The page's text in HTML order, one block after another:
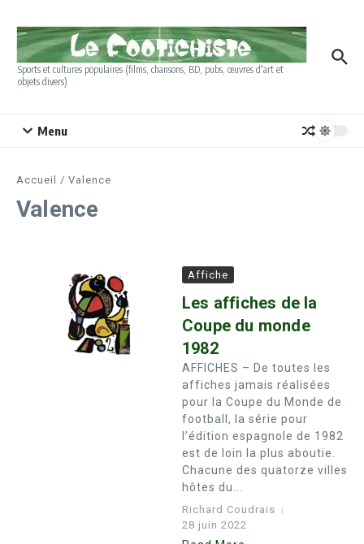
Sports et cultures populaires (films, chansons, BD, pubs, œuvres d'art et
objets divers)
Menu
Accueil / Valence
Valence
Affiche
Les affiches de la
Coupe du monde
1982
AFFICHES – De toutes les
affiches jamais réalisées
pour la Coupe du Monde de
football, la série pour
l’édition espagnole de 1982
est de loin la plus aboutie.
Chacune des quatorze villes
hôtes du...
Richard Coudrais
28 juin 2022